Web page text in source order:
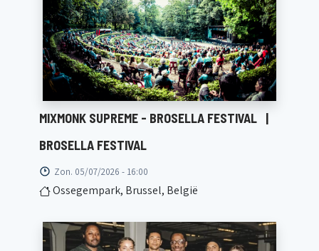
MIXMONK SUPREME - BROSELLA FESTIVAL |
BROSELLA FESTIVAL
Zon. 05/07/2026 - 16:00
Ossegempark, Brussel, België